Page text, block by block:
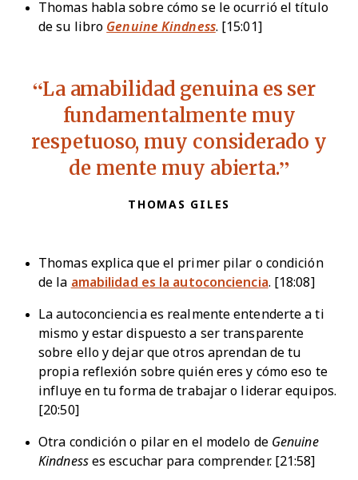
Thomas habla sobre cómo se le ocurrió el título
de su libro Genuine Kindness. [15:01]
La amabilidad genuina es ser
fundamentalmente muy
respetuoso, muy considerado y
de mente muy abierta.
THOMAS GILES
Thomas explica que el primer pilar o condición
de la amabilidad es la autoconciencia. [18:08]
La autoconciencia es realmente entenderte a ti
mismo y estar dispuesto a ser transparente
sobre ello y dejar que otros aprendan de tu
propia reflexión sobre quién eres y cómo eso te
influye en tu forma de trabajar o liderar equipos.
[20:50]
Otra condición o pilar en el modelo de Genuine
Kindnesses escuchar para comprender. [21:58]